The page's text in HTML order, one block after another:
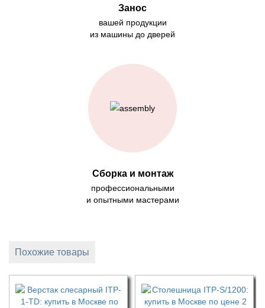
Занос
вашей продукции
из машины до дверей
Сборка и монтаж
профессиональными
и опытными мастерами
Похожие товары